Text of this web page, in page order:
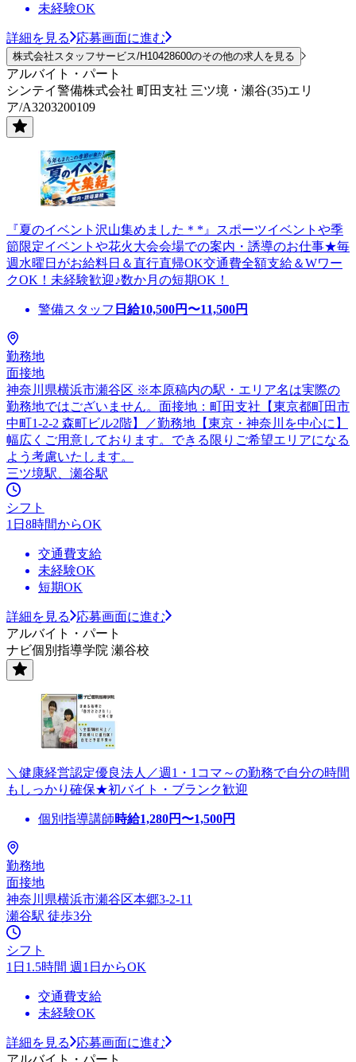
未経験OK
詳細を見る 応募画面に進む
株式会社スタッフサービス/H10428600のその他の求人を見る
アルバイト・パート
シンテイ警備株式会社 町田支社 三ツ境・瀬谷(35)エリ
ア/A3203200109
『夏のイベント沢山集めました＊*』スポーツイベントや季
節限定イベントや花火大会会場での案内・誘導のお仕事★毎
週水曜日がお給料日＆直行直帰OK交通費全額支給＆Wワー
クOK！未経験歓迎♪数か月の短期OK！
警備スタッフ 日給10,500円〜11,500円
勤務地
面接地
神奈川県横浜市瀬谷区 ※本原稿内の駅・エリア名は実際の
勤務地ではございません。面接地：町田支社【東京都町田市
中町1-2-2 森町ビル2階】／勤務地【東京・神奈川を中心に】
幅広くご用意しております。できる限りご希望エリアになる
よう考慮いたします。
三ツ境駅、瀬谷駅
シフト
1日8時間からOK
交通費支給
未経験OK
短期OK
詳細を見る
応募画面に進む
アルバイト・パート
ナビ個別指導学院 瀬谷校
＼健康経営認定優良法人／週1・1コマ～の勤務で自分の時間
もしっかり確保★初バイト・ブランク歓迎
個別指導講師時給1,280円〜1,500円
勤務地
面接地
神奈川県横浜市瀬谷区本郷3-2-11
瀬谷駅 徒歩3分
シフト
1日1.5時間 週1日からOK
交通費支給
未経験OK
詳細を見る
応募画面に進む
アルバイト・パート